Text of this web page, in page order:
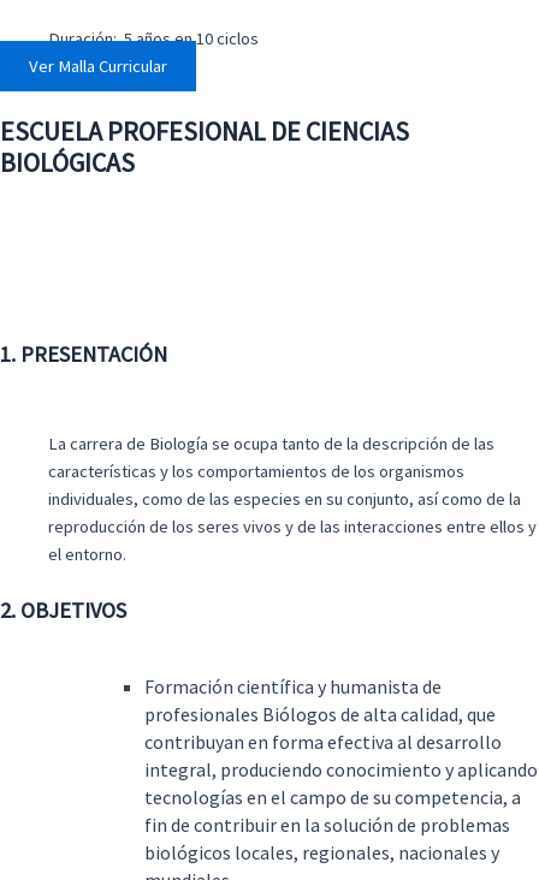
Duración: 5 años en 10 ciclos
Ver Malla Curricular
ESCUELA PROFESIONAL DE CIENCIAS
BIOLÓGICAS
1. PRESENTACIÓN
La carrera de Biología se ocupa tanto de la descripción de las
características y los comportamientos de los organismos
individuales, como de las especies en su conjunto, así como de la
reproducción de los seres vivos y de las interacciones entre ellos y
el entorno.
2. OBJETIVOS
Formación científica y humanista de
profesionales Biólogos de alta calidad, que
contribuyan en forma efectiva al desarrollo
integral, produciendo conocimiento y aplicando
tecnologías en el campo de su competencia, a
fin de contribuir en la solución de problemas
biológicos locales, regionales, nacionales y